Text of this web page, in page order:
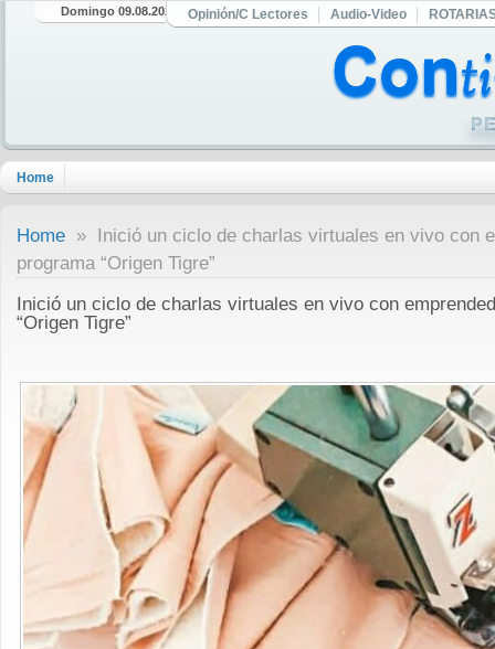
Domingo 09.08.2026 Opinión/C Lectores Audio-Video
Home
Home » Inició un ciclo de charlas virtuales en vivo con
programa “Origen Tigre”
Inició un ciclo de charlas virtuales en vivo con
“Origen Tigre”